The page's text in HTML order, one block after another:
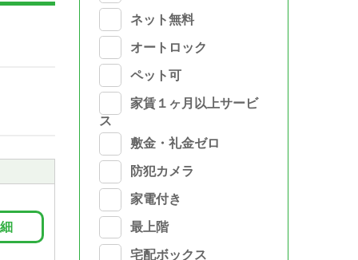
ネット無料
オートロック
ペット可
家賃１ヶ月以上サービ
ス
敷金・礼金ゼロ
防犯カメラ
家電付き
最上階
宅配ボックス